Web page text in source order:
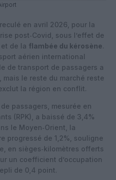
en avril 2026, pour la
post‑Covid, sous l’effet de
et de la flambée du kérosène.
aérien international
de transport de passagers a
mais le reste du marché reste
la région en conflit.
passagers, mesurée en
(RPK), a baissé de 3,4%
le Moyen‑Orient, la
progressé de 1,2%, souligne
en sièges‑kilomètres offerts
un coefficient d’occupation
de 0,4 point.